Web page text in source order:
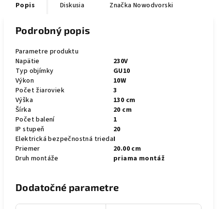
Popis Diskusia Značka Nowodvorski
Podrobný popis
Parametre produktu
Napätie
230V
Typ objímky
GU10
Výkon
10W
Počet žiaroviek
3
Výška
130 cm
Šírka
20 cm
Počet balení
1
IP stupeň
20
Elektrická bezpečnostná triedaI
Priemer
20.00 cm
Druh montáže
priama montáž
Dodatočné parametre